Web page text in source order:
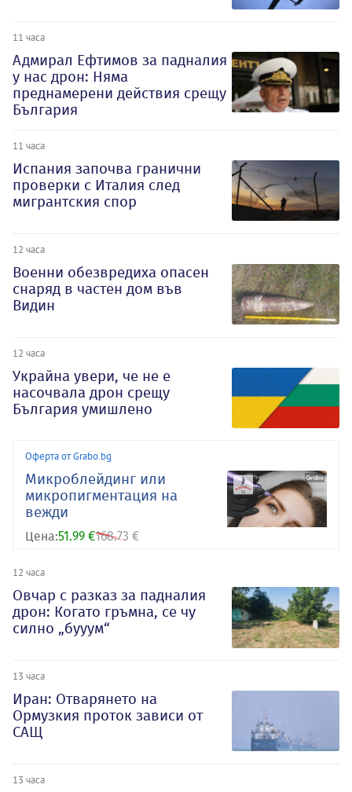
11 часа
Адмирал Ефтимов за падналия
у нас дрон: Няма
преднамерени действия срещу
България
11 часа
Испания започва гранични
проверки с Италия след
мигрантския спор
12 часа
Военни обезвредиха опасен
снаряд в частен дом във
Видин
12 часа
Украйна увери, че не е
насочвала дрон срещу
България умишлено
Оферта от Grabo.bg
Микроблейдинг или
микропигментация на
вежди
Цена:51.99 €168.73 €
12 часа
Овчар с разказ за падналия
дрон: Когато гръмна, се чу
силно „бууум“
13 часа
Иран: Отварянето на
Ормузкия проток зависи от
САЩ
13 часа